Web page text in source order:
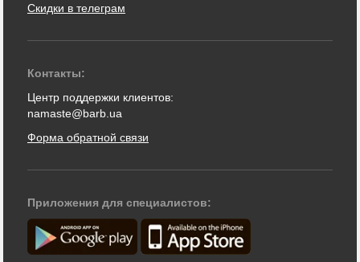
Скидки в телеграм
Контакты:
Центр поддержки клиентов:
namaste@barb.ua
Форма обратной связи
Приложения для специалистов: